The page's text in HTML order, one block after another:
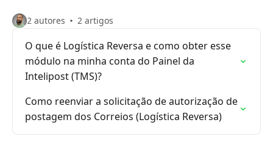
2 autores 2 artigos
O que é Logística Reversa e como obter esse
módulo na minha conta do Painel da
Intelipost (TMS)?
Como reenviar a solicitação de autorização de
postagem dos Correios (Logística Reversa)